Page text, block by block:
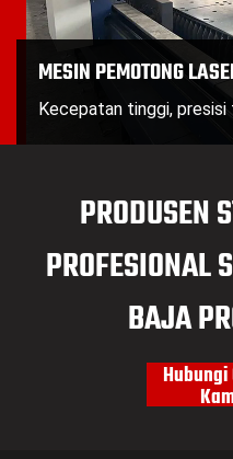
MESIN PEMOTONG
Kecepatan tinggi, presisi
PRODUSEN
PROFESIONAL
BAJA